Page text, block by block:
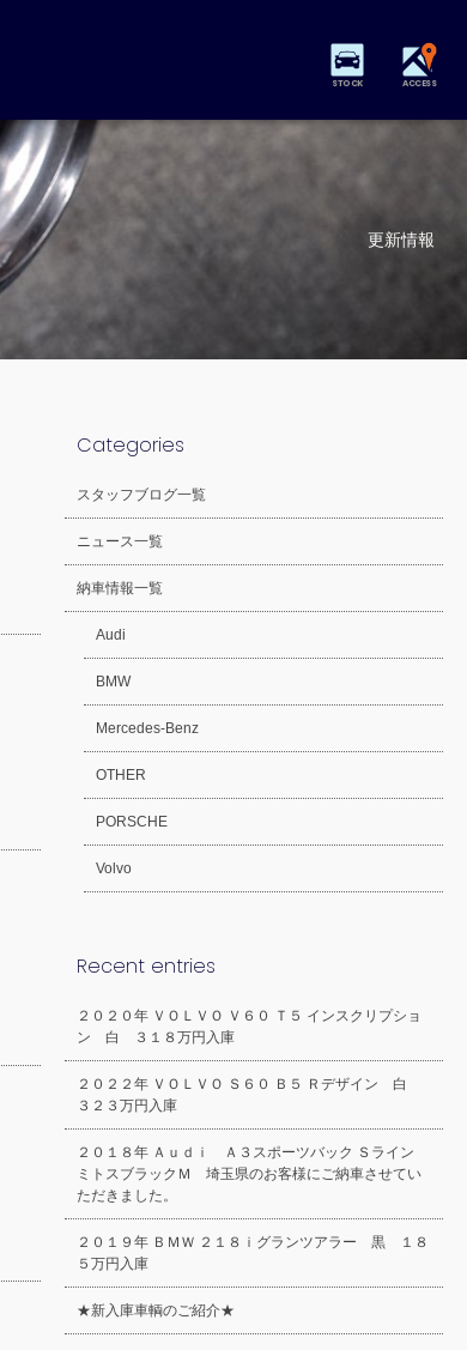
STOCK ACCESS
更新情報
Categories
スタッフブログ一覧
ニュース一覧
納車情報一覧
Audi
BMW
Mercedes-Benz
OTHER
PORSCHE
Volvo
Recent entries
２０２０年 ＶＯＬＶＯ Ｖ６０ Ｔ５ インスクリプショ
ン 白 ３１８万円入庫
２０２２年 ＶＯＬＶＯ Ｓ６０ Ｂ５ Ｒデザイン 白
３２３万円入庫
２０１８年 Ａｕｄｉ Ａ３スポーツバック Ｓライン
ミトスブラックＭ 埼玉県のお客様にご納車させてい
ただきました。
２０１９年 ＢＭＷ ２１８ｉグランツアラー 黒 １８
５万円入庫
★新入庫車輌のご紹介★